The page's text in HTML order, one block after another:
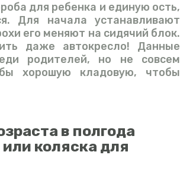
для ребенка и единую ость,
Для начала устанавливают
его меняют на сидячий блок.
даже автокресло! Данные
родителей, но не совсем
хорошую кладовую, чтобы
в полгода
коляска для